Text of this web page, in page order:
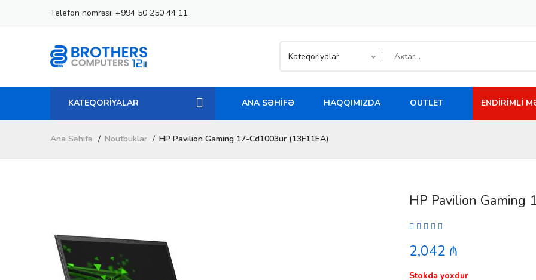
Telefon nömrəsi: +994 50 250 44 11
Kateqoriyalar
KATEQORİYALAR ANA SƏHIFƏ HAQQIMIZDA OUTLET ENDIRIMLI
Ana Səhifə Noutbuklar HP Pavilion Gaming 17-Cd1003ur (13F11EA)
HP Pavilion Gaming
2,042 ₼
Stokda yoxdur